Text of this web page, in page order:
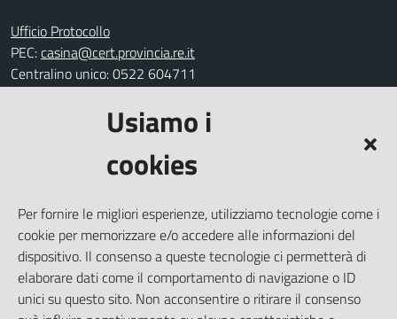
Usiamo i
cookies
Per fornire le migliori esperienze, utilizziamo tecnologie come i
cookie per memorizzare e/o accedere alle informazioni del
dispositivo. Il consenso a queste tecnologie ci permetterà di
elaborare dati come il comportamento di navigazione o ID
unici su questo sito. Non acconsentire o ritirare il consenso
Ufficio Protocollo
PEC:casina@cert.provincia.re.it
Centralino unico: 0522 604711
Segnalazione disservizio
Amministrazione trasparente
Informativa privacy
Note legali
Dichiarazione di accessibilità